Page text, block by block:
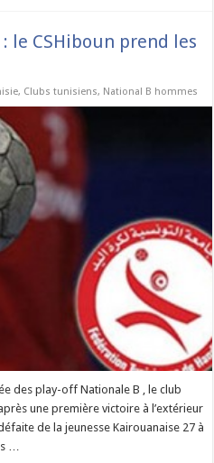
le CSHiboun prend les
, Clubs tunisiens, National B hommes
des play-off Nationale B , le club
une première victoire à l’extérieur
de la jeunesse Kairouanaise 27 à
…